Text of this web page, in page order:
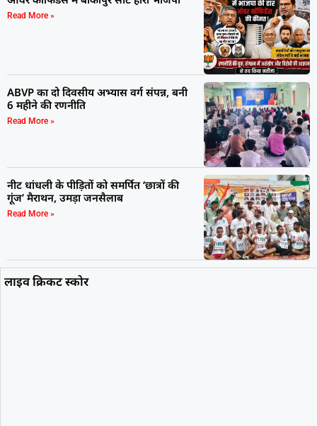
Read More »
ABVP का दो दिवसीय अभ्यास वर्ग संपन्न, बनी
6 महीने की रणनीति
Read More »
नीट धांधली के पीड़ितों को समर्पित ‘छात्रों की
गूंज’ मैराथन, उमड़ा जनसैलाब
Read More »
लाइव क्रिकट स्कोर